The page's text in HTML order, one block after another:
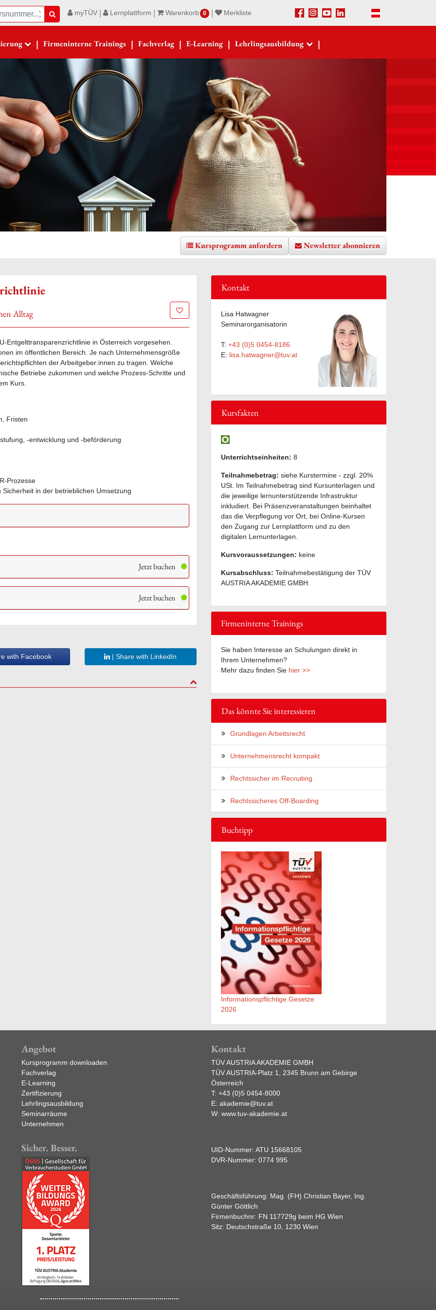
SuchemyTÜV | Lernplattform | Warenkorb 0 | Merkliste Facebook
Instagram
YoutubeLinkedIn Deutsch
| Firmeninterne Trainings | Fachverlag | E-Learning | Lehrlingsausbildung |
Kursprogramm anfordern Newsletter abonnieren
Alltag Zur Merkliste hinzufügen
Entgelttransparenzrichtlinie in Österreich vorgesehen.
im öffentlichen Bereich. Je nach Unternehmensgröße
der Arbeitgeber:innen zu tragen. Welche
Betriebe zukommen und welche Prozess-Schritte und
Kurs.
Fristen
-entwicklung und -beförderung
Prozesse
in der betrieblichen Umsetzung
Jetzt buchen
Jetzt buchen
with Facebook | Share with LinkedIn
to top
Kontakt
Lisa Hatwagner
Seminarorganisatorin
T: +43 (0)5 0454-8186
E: lisa.hatwagner@tuv.at
Kursfakten
Unterrichtseinheiten: 8
Teilnahmebetrag: siehe Kurstermine - zzgl. 20%
USt. Im Teilnahmebetrag sind Kursunterlagen und
die jeweilige lernunterstützende Infrastruktur
inkludiert. Bei Präsenzveranstaltungen beinhaltet
das die Verpflegung vor Ort, bei Online-Kursen
den Zugang zur Lernplattform und zu den
digitalen Lernunterlagen.
Kursvoraussetzungen: keine
Kursabschluss: Teilnahmebestätigung der TÜV
AUSTRIA AKADEMIE GMBH.
Firmeninterne Trainings
Sie haben Interesse an Schulungen direkt in
Ihrem Unternehmen?
Mehr dazu finden Sie hier >>
Das könnte Sie interessieren
Grundlagen Arbeitsrecht
Unternehmensrecht kompakt
Rechtssicher im Recruiting
Rechtssicheres Off-Boarding
Buchtipp
Informationspflichtige Gesetze
2026
Angebot
Kursprogramm downloaden
Fachverlag
E-Learning
Zertifizierung
Lehrlingsausbildung
Seminarräume
Unternehmen
Sicher. Besser.
Kontakt
TÜV AUSTRIA AKADEMIE GMBH
TÜV AUSTRIA-Platz 1, 2345 Brunn am Gebirge
Österreich
T: +43 (0)5 0454-8000
E: akademie@tuv.at
W: www.tuv-akademie.at
UID-Nummer: ATU 15668105
DVR-Nummer: 0774 995
Geschäftsführung: Mag. (FH) Christian Bayer, Ing.
Günter Göttlich
Firmenbuchnr: FN 117729g beim HG Wien
Sitz: Deutschstraße 10, 1230 Wien